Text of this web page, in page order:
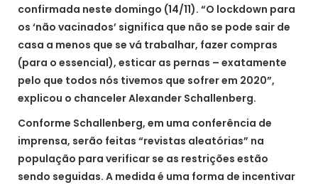
confirmada neste domingo (14/11). “O lockdown para
os ‘não vacinados’ significa que não se pode sair de
casa a menos que se vá trabalhar, fazer compras
(para o essencial), esticar as pernas – exatamente
pelo que todos nós tivemos que sofrer em 2020”,
explicou o chanceler Alexander Schallenberg.
Conforme Schallenberg, em uma conferência de
imprensa, serão feitas “revistas aleatórias” na
população para verificar se as restrições estão
sendo seguidas. A medida é uma forma de incentivar